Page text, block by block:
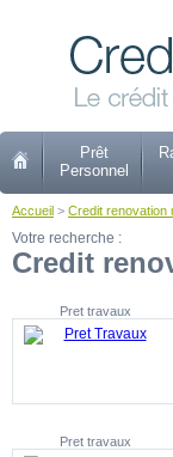
Prêt
Personnel
Accueil > Credit renovation
Votre recherche :
Credit
Pret travaux
Pret travaux